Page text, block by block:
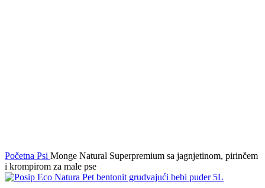
Početna Psi Monge Natural Superpremium sa jagnjetinom, pirinčem
i krompirom za male pse